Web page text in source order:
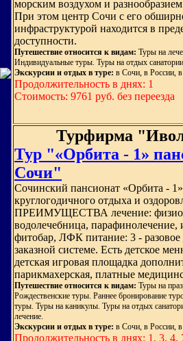
морским воздухом и
При этом центр Сочи с его
инфраструктурой находится в
доступности.
Путешествие относится к видам: Туры на
Индивидуальные туры. Туры на отдых
Экскурсии и отдых в туре: в Сочи, в России,
Продолжительность в днях: 1
Стоимость: 9761 руб. без переезда
Турфирма
Тур "«Орбита - 1»
Сочи"
Сочинский пансионат «Орбита - 1»
круглогодичного отдыха и
ПРЕИМУЩЕСТВА лечение:
водолечебница, парафинолечение,
фитобар, ЛФК питание: 3 - разовое
заказной системе. Есть детское
детская игровая площадка
парикмахерская, платные
Путешествие относится к видам: Туры на
Рождественские туры. Раннее бронирование
туры. Туры на каникулы. Туры на отдых
лечение.
Экскурсии и отдых в туре: в Сочи, в России,
Продолжительность в днях: 1, 3, 4,